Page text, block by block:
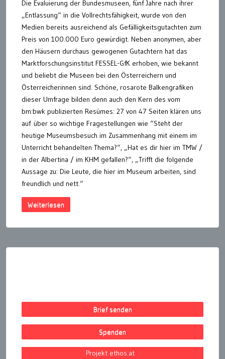
Die Evaluierung der Bundesmuseen, fünf Jahre nach ihrer
„Entlassung“ in die Vollrechtsfähigkeit, wurde von den
Medien bereits ausreichend als Gefälligkeitsgutachten zum
Preis von 100.000 Euro gewürdigt. Neben anonymen, aber
den Häusern durchaus gewogenen Gutachtern hat das
Marktforschungsinstitut FESSEL-GfK erhoben, wie bekannt
und beliebt die Museen bei den Österreichern und
Österreicherinnen sind. Schöne, rosarote Balkengrafiken
dieser Umfrage bilden denn auch den Kern des vom
bm:bwk publizierten Resümes: 27 von 47 Seiten klären uns
auf über so wichtige Fragestellungen wie “Steht der
heutige Museumsbesuch im Zusammenhang mit einem im
Unterricht behandelten Thema?“, „Hat es dir hier im TMW /
in der Albertina / im KHM gefallen?“, „Trifft die folgende
Aussage zu: Die Leute, die hier im Museum arbeiten, sind
freundlich und nett.“
Weiterlesen
der
Brief senden
Spenden
Projekt ethos.at